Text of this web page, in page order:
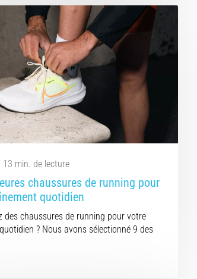
13 min. de lecture
chaussures de running pour
quotidien
des chaussures de running pour votre
? Nous avons sélectionné 9 des